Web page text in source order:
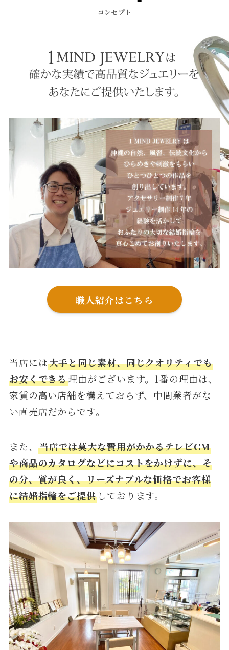
コンセプト
職人紹介はこちら
当店には大手と同じ素材、同じクオリティでも
お安くできる理由がございます。1番の理由は、
家賃の高い店舗を構えておらず、中間業者がな
い直売店だからです。
また、 当店では莫大な費用がかかるテレビCM
や商品のカタログなどにコストをかけずに、そ
の分、質が良く、リーズナブルな価格でお客様
に結婚指輪をご提供しております。